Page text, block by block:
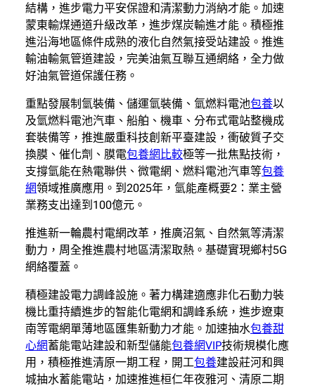
結構，進步電力平安保證和清潔動力消納才能。加速
蒙東輸煤通道升級改革，進步煤炭輸進才能。積極推
進沿海地區條件成熟的液化自然氣接受站建設。推進
輸油輸氣管道建設，完美油氣互聯互通網絡，全力做
好油氣管道保護任務。
重點發展制氫裝備、儲運氫裝備、氫燃料電池包養以
及氫燃料電池汽車、船舶、機車、分布式電站整機成
套裝備等，推進嚴重科技創新平臺建設，衝破質子交
換膜、催化劑、膜電包養網比較極等一批焦點技術，
支撐氫能在熱電聯供、微電網、燃料電池汽車等包養
網領域推廣應用。到2025年，氫能產概要2：業主營
業務支出達到100億元。
推進新一輪農村電網改革，推廣沼氣、自然氣等清潔
動力，周全推進農村地區清潔取熱。基礎實現鄉村5G
網絡覆蓋。
積極建設電力調峰設施。著力構建適應非化石動力裝
機比重持續進步的智能化電網和調峰系統，進步遼東
南等電網單薄地區匯集新動力才能。加速抽水包養甜
心網蓄能電站建設和新型儲能包養網VIP技術規模化應
用，積極推進清原一期工程，開工包養建設莊河和興
城抽水蓄能電站，加速推進桓仁年夜雅河、清原二期